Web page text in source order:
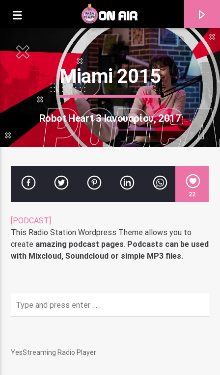
Current track
Title
Miami 2015
Robot Heart 3 Ιανουαρίου, 2017
22
[PODCAST]
This Radio Station Wordpress Theme allows you to
create amazing podcast pages. Podcasts can be used
with Mixcloud, Soundcloud or simple MP3 files.
YesStreaming Radio Player